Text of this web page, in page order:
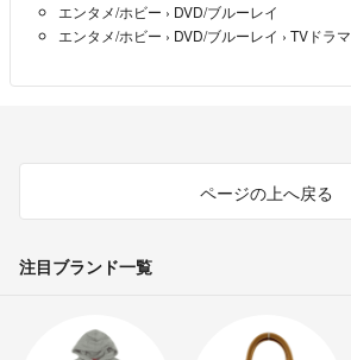
エンタメ/ホビー › DVD/ブルーレイ
エンタメ/ホビー › DVD/ブルーレイ › TVドラマ
ページの上へ戻る
注目ブランド一覧